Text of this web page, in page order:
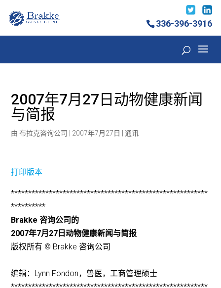
336-396-3916
2007年7月27日动物健康新闻
与简报
由布拉克咨询公司 2007年7月27日 |通讯
打印版本
*********************************************************
**********
Brakke 咨询公司的
2007年7月27日动物健康新闻与简报
版权所有 © Brakke 咨询公司
编辑：Lynn Fondon，兽医，工商管理硕士